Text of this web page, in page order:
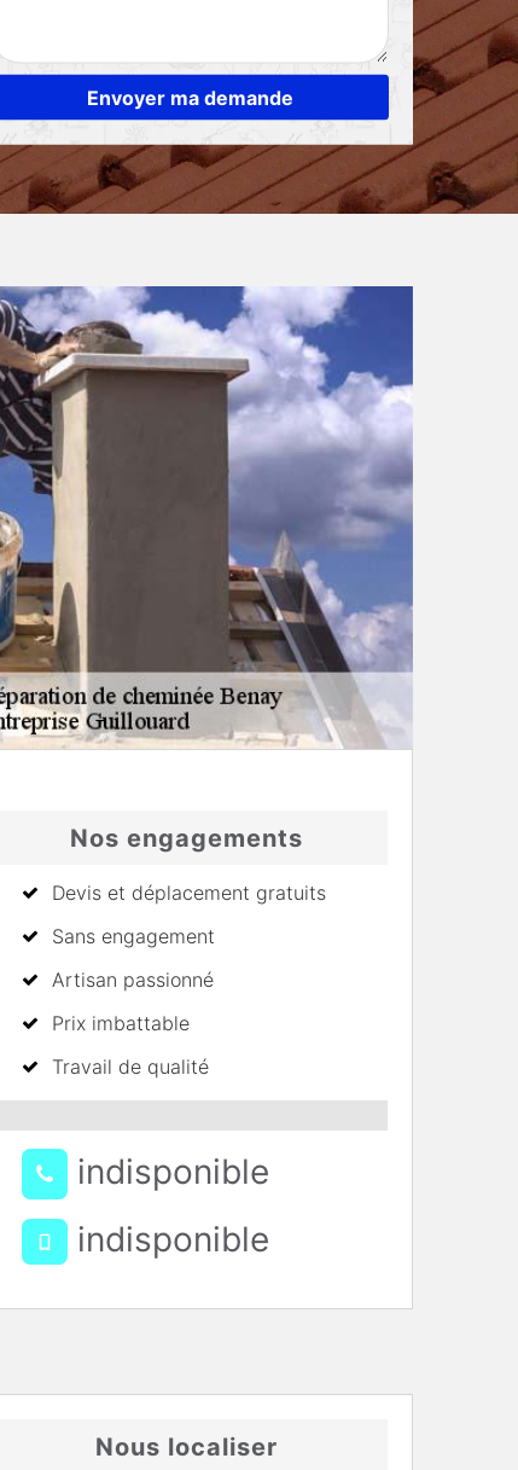
Nos engagements
Devis et déplacement gratuits
Sans engagement
Artisan passionné
Prix imbattable
Travail de qualité
indisponible
indisponible
Nous localiser